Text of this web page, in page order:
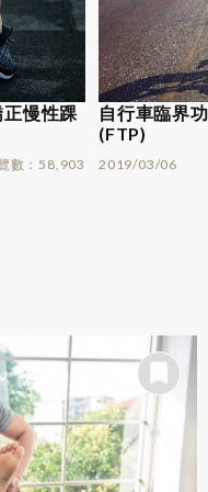
慢性踝
數
58,903
自行車臨界
(FTP)
2019/03/06